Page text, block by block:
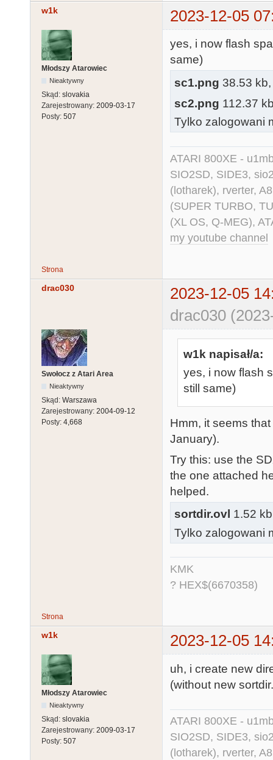
w1k 2023-12-05
Młodszy Atarowiec
Nieaktywny
Skąd: slovakia
Zarejestrowany: 2009-03-17
Posty: 507
yes, i now flash
same)
sc1.png 38.53
sc2.png 112.37
Tylko zalogowani
ATARI 800XE -
SIO2SD, SIDE3,
(lotharek), rverter,
(SUPER TURBO,
(XL OS, Q-MEG),
my youtube channel
Strona
drac030
2023-12-05
drac030
Swołocz z Atari Area
Nieaktywny
Skąd: Warszawa
Zarejestrowany: 2004-09-12
Posty: 4,668
w1k napisał/a:
yes, i now flash
still same)
Hmm, it seems
January).
Try this: use the
the one attached
helped.
sortdir.ovl 1.52
Tylko zalogowani
KMK
? HEX$(6670358)
Strona
w1k 2023-12-05
Młodszy Atarowiec
Nieaktywny
Skąd: slovakia
Zarejestrowany: 2009-03-17
Posty: 507
uh, i create new
(without new
ATARI 800XE -
SIO2SD, SIDE3,
(lotharek), rverter,